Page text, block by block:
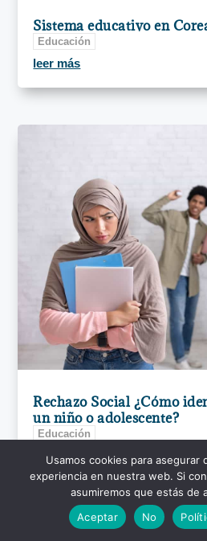
Sistema educativo en
Educación
leer más
Rechazo Social ¿Cómo
un niño o adolescente?
Educación
leer más
Usamos cookies para asegurar
experiencia en nuestra web. Si
asumiremos que estás de
Aceptar
No